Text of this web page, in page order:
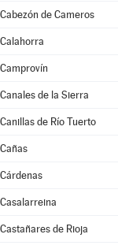
Cabezón de Cameros
Calahorra
Camprovín
Canales de la Sierra
Canillas de Río Tuerto
Cañas
Cárdenas
Casalarreina
Castañares de Rioja